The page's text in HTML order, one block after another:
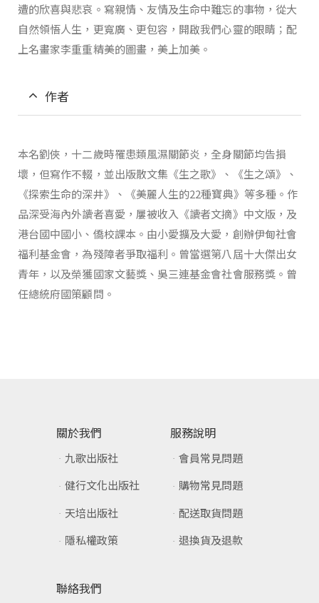
遭的欣喜與悲哀。寫親情、友情及生命中難忘的事物，從大
自然領悟人生，更寬廣、更包容，開啟我們心靈的眼睛；配
上名畫家李重重精美的圖畫，美上加美。
作者
本名劉俠，十二歲時罹患類風濕關節炎，全身關節均告損
壞，但寫作不輟，並出版散文集《生之歌》、《生之頌》、
《探索生命的深井》、《美麗人生的22種寶典》等多種。作
品深受海內外讀者喜愛，屢被收入《讀者文摘》中文版，及
港台國中國小、僑校課本。由小愛擴及大愛，創辦伊甸社會
福利基金會，為殘障者爭取福利。曾當選第八屆十大傑出女
青年，以及榮獲國家文藝獎、吳三連基金會社會服務獎。曾
任總統府國策顧問。
關於我們
九歌出版社
健行文化出版社
天培出版社
隱私權政策
服務說明
會員常見問題
購物常見問題
配送取貨問題
退換貨及退款
聯絡我們